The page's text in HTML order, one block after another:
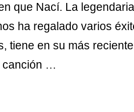
que Nací. La
ha regalado varios
tiene en su más
canción …